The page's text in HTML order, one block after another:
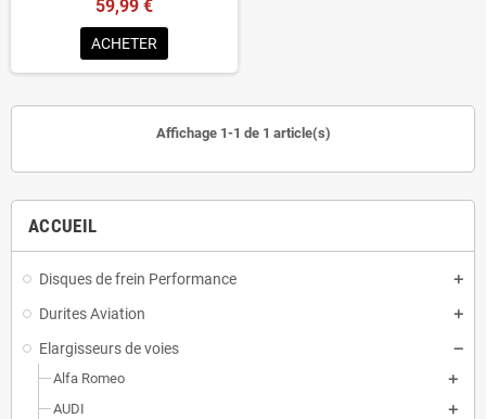
ACCUEIL
Disques de frein Performance
Durites Aviation
Elargisseurs de voies
Alfa Romeo
AUDI
59,99 €
ACHETER
Affichage 1-1 de 1 article(s)